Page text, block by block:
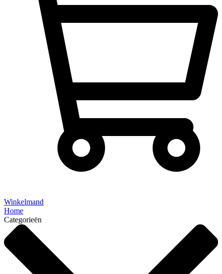
Winkelmand
Home
Categorieën